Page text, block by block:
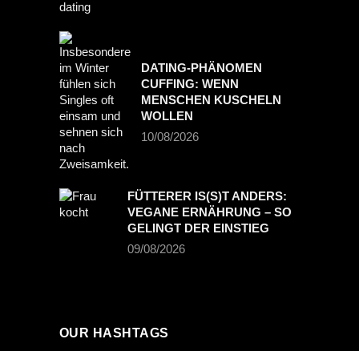
DATING-PHÄNOMEN
CUFFING: WENN
MENSCHEN KUSCHELN
WOLLEN
10/08/2026
FÜTTERER IS(S)T ANDERS:
VEGANE ERNÄHRUNG – SO
GELINGT DER EINSTIEG
09/08/2026
OUR HASHTAGS